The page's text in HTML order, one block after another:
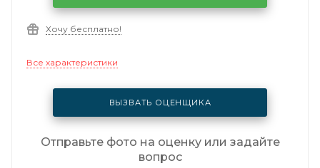
Хочу бесплатно!
Все характеристики
ВЫЗВАТЬ ОЦЕНЩИКА
Отправьте фото на оценку или задайте
вопрос